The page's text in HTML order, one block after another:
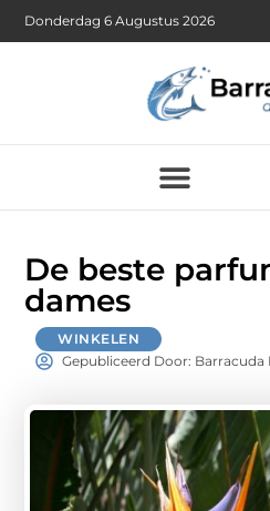
Donderdag 6 Augustus 2026
De beste
dames
WINKELEN
Gepubliceerd Door: Barracuda